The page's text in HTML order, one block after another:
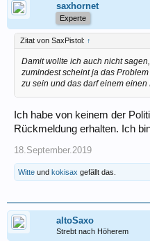
saxhornet
Experte
Zitat von SaxPistol: ↑
Damit wollte ich auch nicht
zumindest scheint ja das
zu sein und das darf einem
Ich habe von keinem der
Rückmeldung erhalten. Ich
18.September.2019
Witte und kokisax gefällt das.
altoSaxo
Strebt nach Höherem